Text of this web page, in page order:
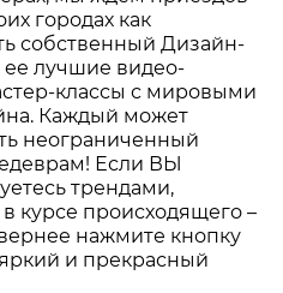
городах как
собственный Дизайн-
ее лучшие видео-
классы с мировыми
Каждый может
неограниченный
Если ВЫ
трендами,
курсе происходящего –
нажмите кнопку
и прекрасный